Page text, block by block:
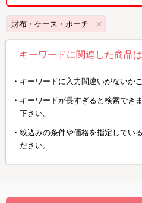
財布・ケース・ポーチ
キーワードに関連した商品
キーワードに入力間違いがないか
キーワードが長すぎると検索でき
下さい。
絞込みの条件や価格を指定してい
ださい。